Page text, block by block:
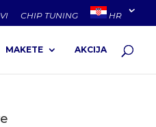
CHIP TUNING HR
MAKETE AKCIJA